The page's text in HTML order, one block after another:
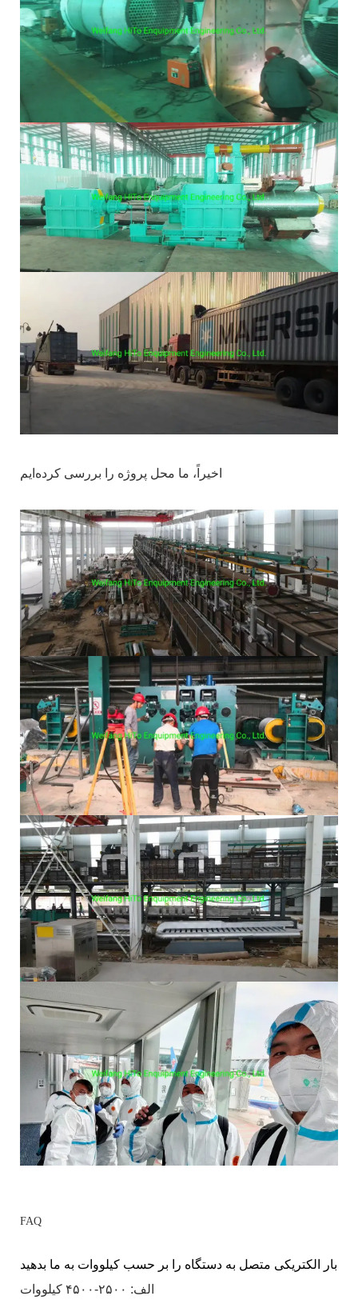
اخیراً، ما محل پروژه را بررسی کرده‌ایم
FAQ
بار الکتریکی متصل به دستگاه را بر حسب کیلووات به ما بدهید
الف: ۲۵۰۰-۴۵۰۰ کیلووات